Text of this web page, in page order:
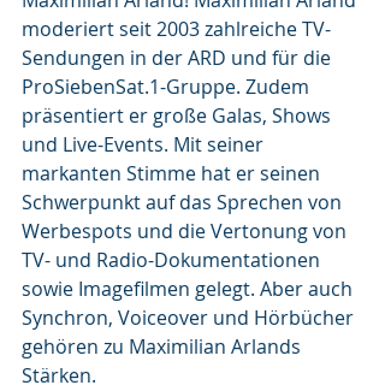
moderiert seit 2003 zahlreiche TV-
Sendungen in der ARD und für die
ProSiebenSat.1-Gruppe. Zudem
präsentiert er große Galas, Shows
und Live-Events. Mit seiner
markanten Stimme hat er seinen
Schwerpunkt auf das Sprechen von
Werbespots und die Vertonung von
TV- und Radio-Dokumentationen
sowie Imagefilmen gelegt. Aber auch
Synchron, Voiceover und Hörbücher
gehören zu Maximilian Arlands
Stärken.